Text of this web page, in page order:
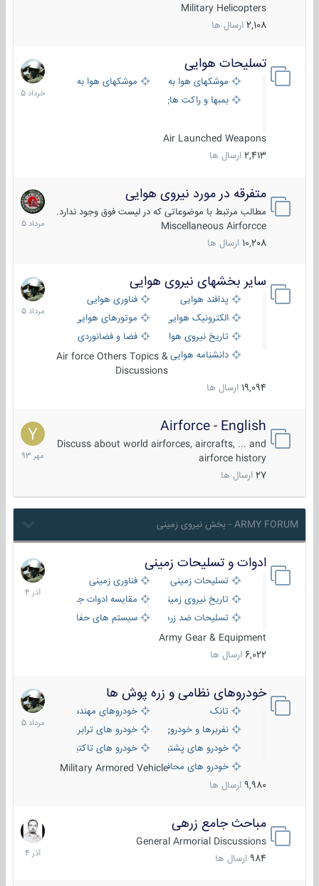
Military Helicopters
2,108 ارسال ها
تسلیحات هوایی
موشکهای هوا به هوا
موشکهای هوا به سطح
بمبها و راکت های هوایی
Air Launched Weapons
2,413 ارسال ها
30
خرداد
1405
متفرقه در مورد نیروی هوایی
مطالب مرتبط با موضوعاتی که در لیست فوق وجود ندارد.
Miscellaneous Airforcce
10,208 ارسال ها
7
مرداد
1405
سایر بخشهای نیروی هوایی
پدافند هوایی
فناوری هوایی
الکترونیک هوایی
موتورهای هوایی
تاریخ نیروی هوایی
فضا و فضانوردی
دانشنامه هواییAir force Others Topics &
Discussions
19,094 ارسال ها
2
مرداد
1405
Airforce - English
Discuss about world airforces, aircrafts, ... and
airforce history
27 ارسال ها
15
مهر
1393
ARMY FORUM - بخش نیروی زمینی
ادوات و تسلیحات زمینی
تسلیحات زمینی
فناوری زمینی
تاریخ نیروی زمینی
مقایسه ادوات جنگی
تسلیحات ضد زره
سیستم های حفاظت فعال
Army Gear & Equipment
6,022 ارسال ها
21
آذر
1404
خودروهای نظامی و زره پوش ها
تانک
خودروهای مهندسی
نفربرها و خودروی های رزمی پیاده نظام
خودرو های ترابری نظامی
خودرو های پشتیبانی آتش ، شناسایی و ضد تانک
خودرو های تاکتیکی نظامی
خودرو های محافظت شدهMilitary Armored Vehicle
9,980 ارسال ها
2
مرداد
1405
مباحث جامع زرهی
General Armorial Discussions
984 ارسال ها
7
آذر
1404